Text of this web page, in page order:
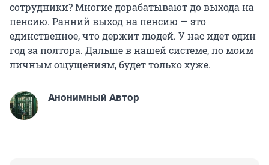
сотрудники? Многие дорабатывают до выхода на
пенсию. Ранний выход на пенсию — это
единственное, что держит людей. У нас идет один
год за полтора. Дальше в нашей системе, по моим
личным ощущениям, будет только хуже.
Анонимный Автор